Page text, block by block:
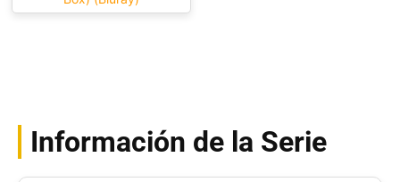
Información de la Serie